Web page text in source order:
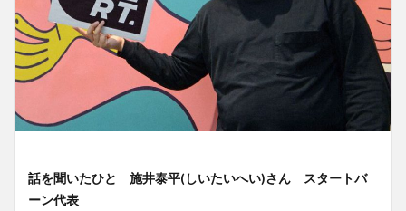
話を聞いたひと 施井泰平(しいたいへい)さん スタートバ
ーン代表